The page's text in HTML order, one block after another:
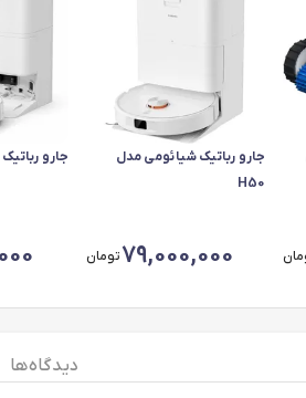
جارو رباتیک شیائومی مدل
H50
79,000,000تومان
جارو رباتیک h50pro شیائومی
دیدگاه ها